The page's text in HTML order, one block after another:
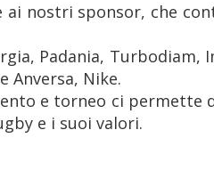
nostri sponsor, che
Padania, Turbodiam,
Anversa, Nike.
e torneo ci permette
e i suoi valori.